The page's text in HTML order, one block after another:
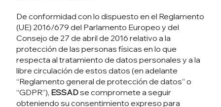
De conformidad con lo dispuesto en el Reglamento
(UE) 2016/679 del Parlamento Europeo y del
Consejo de 27 de abril de 2016 relativo a la
protección de las personas físicas en lo que
respecta al tratamiento de datos personales y a la
libre circulación de estos datos (en adelante
“Reglamento general de protección de datos” o
“GDPR”), ESSADse compromete a seguir
obteniendo su consentimiento expreso para